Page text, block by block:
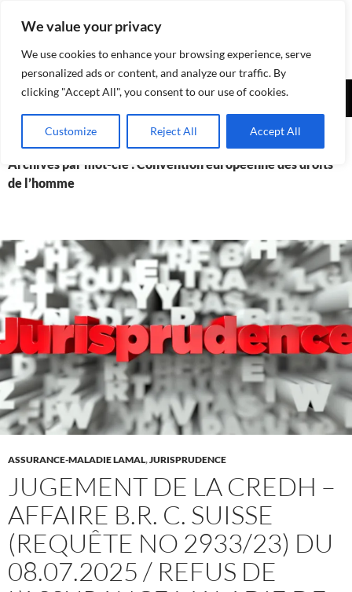
We value your privacy
We use cookies to enhance your browsing experience, serve
personalized ads or content, and analyze our traffic. By
clicking "Accept All", you consent to our use of cookies.
Customize Reject All Accept All
Assurances-sociales.info
Recherche
Archives par mot-clé : Convention européenne des droits
de l’homme
ASSURANCE-MALADIE LAMAL,JURISPRUDENCE
JUGEMENT DE LA CREDH –
AFFAIRE B.R. C. SUISSE
(REQUÊTE NO 2933/23) DU
08.07.2025 / REFUS DE